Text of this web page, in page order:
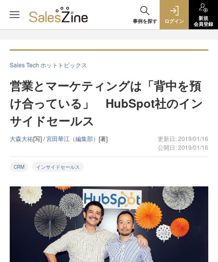
事例を探す ログイン
新規
会員登録
Sales Tech ホットトピックス
営業とマーケティングは「背中を預
け合っている」 HubSpot社のイン
サイドセールス
大森大祐[写] /宮田華江（編集部） [著]
更新日: 2019/01/16
公開日: 2019/01/16
CRM インサイドセールス